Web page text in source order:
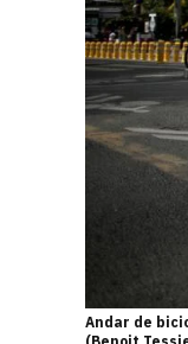
Andar de